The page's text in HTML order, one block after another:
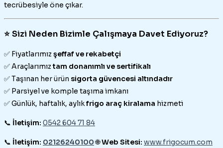
tecrübesiyle öne çıkar.
⭐ Sizi Neden Bizimle Çalışmaya Davet Ediyoruz?
✅ Fiyatlarımız şeffaf ve rekabetçi
✅ Araçlarımıztam donanımlı ve sertifikalı
✅ Taşınan her ürün sigorta güvencesi altındadır
✅ Parsiyel ve komple taşıma imkanı
✅ Günlük, haftalık, aylıkfrigo araç kiralama hizmeti
📞 İletişim: 0542 604 71 84
📞 İletişim: 02126240100🌐Web Sitesi: www.frigocum.com